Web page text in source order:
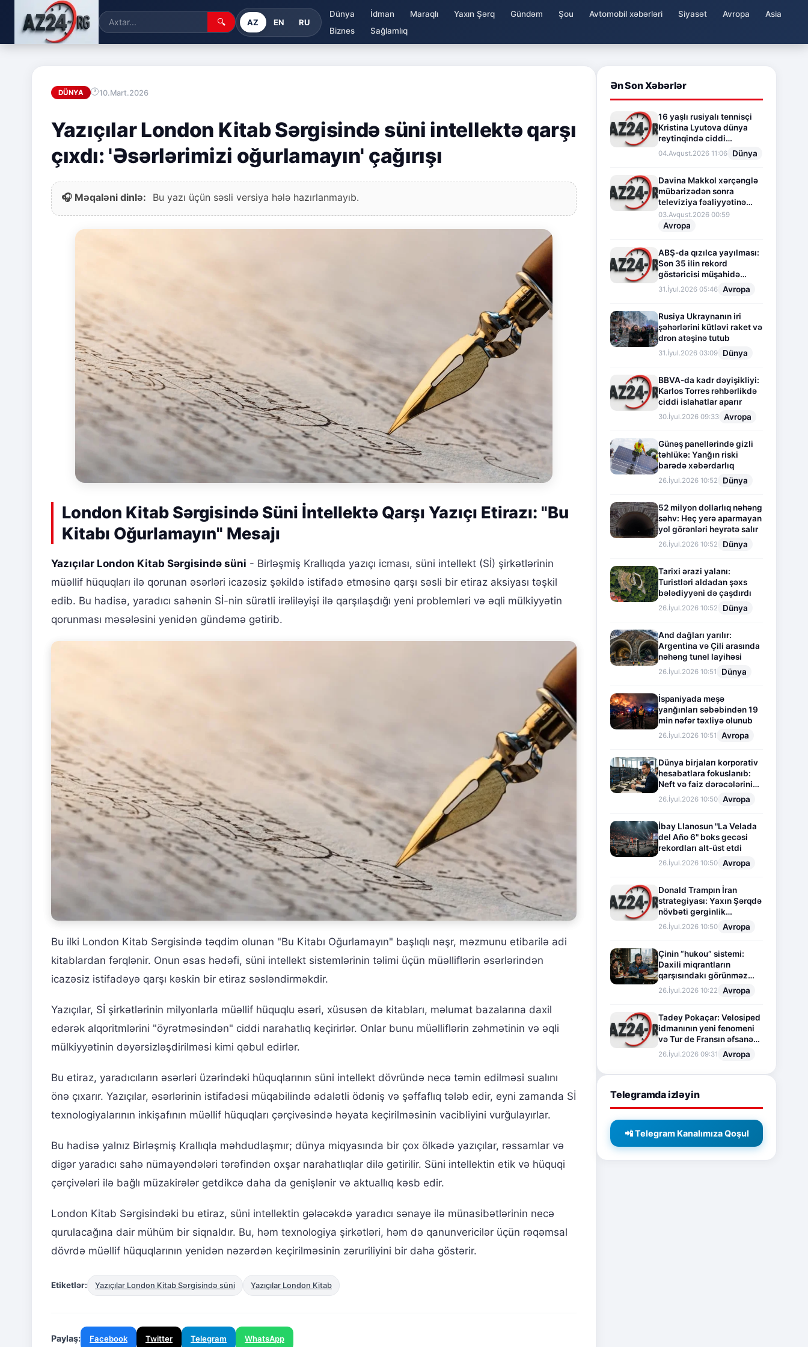
🔍 AZ EN RU
Dünya İdman Maraqlı Yaxın Şərq Gündəm Şou Avtomobil xəbərləri Siyasət Avropa
Asia
Biznes
Sağlamlıq
DÜNYA 10.Mart.2026
Yazıçılar London Kitab Sərgisində süni intellektə qarşı
çıxdı: 'Əsərlərimizi oğurlamayın' çağırışı
🎧 Məqaləni dinlə: Bu yazı üçün səsli versiya hələ hazırlanmayıb.
London Kitab Sərgisində Süni İntellektə Qarşı Yazıçı Etirazı: "Bu
Kitabı Oğurlamayın" Mesajı
Yazıçılar London Kitab Sərgisində süni - Birləşmiş Krallıqda yazıçı icması, süni intellekt (Sİ) şirkətlərinin
müəllif hüquqları ilə qorunan əsərləri icazəsiz şəkildə istifadə etməsinə qarşı səsli bir etiraz aksiyası təşkil
edib. Bu hadisə, yaradıcı sahənin Sİ-nin sürətli irəliləyişi ilə qarşılaşdığı yeni problemləri və əqli mülkiyyətin
qorunması məsələsini yenidən gündəmə gətirib.
Bu ilki London Kitab Sərgisində təqdim olunan "Bu Kitabı Oğurlamayın" başlıqlı nəşr, məzmunu etibarilə adi
kitablardan fərqlənir. Onun əsas hədəfi, süni intellekt sistemlərinin təlimi üçün müəlliflərin əsərlərindən
icazəsiz istifadəyə qarşı kəskin bir etiraz səsləndirməkdir.
Yazıçılar, Sİ şirkətlərinin milyonlarla müəllif hüquqlu əsəri, xüsusən də kitabları, məlumat bazalarına daxil
edərək alqoritmlərini "öyrətməsindən" ciddi narahatlıq keçirirlər. Onlar bunu müəlliflərin zəhmətinin və əqli
mülkiyyətinin dəyərsizləşdirilməsi kimi qəbul edirlər.
Bu etiraz, yaradıcıların əsərləri üzərindəki hüquqlarının süni intellekt dövründə necə təmin edilməsi sualını
önə çıxarır. Yazıçılar, əsərlərinin istifadəsi müqabilində ədalətli ödəniş və şəffaflıq tələb edir, eyni zamanda Sİ
texnologiyalarının inkişafının müəllif hüquqları çərçivəsində həyata keçirilməsinin vacibliyini vurğulayırlar.
Bu hadisə yalnız Birləşmiş Krallıqla məhdudlaşmır; dünya miqyasında bir çox ölkədə yazıçılar, rəssamlar və
digər yaradıcı sahə nümayəndələri tərəfindən oxşar narahatlıqlar dilə gətirilir. Süni intellektin etik və hüquqi
çərçivələri ilə bağlı müzakirələr getdikcə daha da genişlənir və aktuallıq kəsb edir.
London Kitab Sərgisindəki bu etiraz, süni intellektin gələcəkdə yaradıcı sənaye ilə münasibətlərinin necə
qurulacağına dair mühüm bir siqnaldır. Bu, həm texnologiya şirkətləri, həm də qanunvericilər üçün rəqəmsal
dövrdə müəllif hüquqlarının yenidən nəzərdən keçirilməsinin zəruriliyini bir daha göstərir.
Etiketlər: Yazıçılar London Kitab Sərgisində süni Yazıçılar London Kitab
Paylaş: Facebook Twitter Telegram WhatsApp
Ən Son Xəbərlər
16 yaşlı rusiyalı tennisçi
Kristina Lyutova dünya
reytinqində ciddi
irəliləyişə imza atdı
04.Avqust.2026 11:06 Dünya
Davina Makkol xərçənglə
mübarizədən sonra
televiziya fəaliyyətinə
fasilə verir
03.Avqust.2026 00:59
Avropa
ABŞ-da qızılca yayılması:
Son 35 ilin rekord
göstəricisi müşahidə
olunur
31.İyul.2026 05:46 Avropa
Rusiya Ukraynanın iri
şəhərlərini kütləvi raket və
dron atəşinə tutub
31.İyul.2026 03:09 Dünya
BBVA-da kadr dəyişikliyi:
Karlos Torres rəhbərlikdə
ciddi islahatlar aparır
30.İyul.2026 09:33 Avropa
Günəş panellərində gizli
təhlükə: Yanğın riski
barədə xəbərdarlıq
26.İyul.2026 10:52 Dünya
52 milyon dollarlıq nəhəng
səhv: Heç yerə aparmayan
yol görənləri heyrətə salır
26.İyul.2026 10:52 Dünya
Tarixi ərazi yalanı:
Turistləri aldadan şəxs
bələdiyyəni də çaşdırdı
26.İyul.2026 10:52 Dünya
And dağları yarılır:
Argentina və Çili arasında
nəhəng tunel layihəsi
26.İyul.2026 10:51 Dünya
İspaniyada meşə
yanğınları səbəbindən 19
min nəfər təxliyə olunub
26.İyul.2026 10:51 Avropa
Dünya birjaları korporativ
hesabatlara fokuslanıb:
Neft və faiz dərəcələrinin
təsiri altında cari vəziyyət
26.İyul.2026 10:50 Avropa
İbay Llanosun "La Velada
del Año 6" boks gecəsi
rekordları alt-üst etdi
26.İyul.2026 10:50 Avropa
Donald Trampın İran
strategiyası: Yaxın Şərqdə
növbəti gərginlik
mərhələsi
26.İyul.2026 10:50 Avropa
Çinin “hukou” sistemi:
Daxili miqrantların
qarşısındakı görünməz
sədd
26.İyul.2026 10:22 Avropa
Tadey Pokaçar: Velosiped
idmanının yeni fenomeni
və Tur de Fransın əfsanəvi
səhifəsi
26.İyul.2026 09:31 Avropa
Telegramda izləyin
📲 Telegram Kanalımıza Qoşul